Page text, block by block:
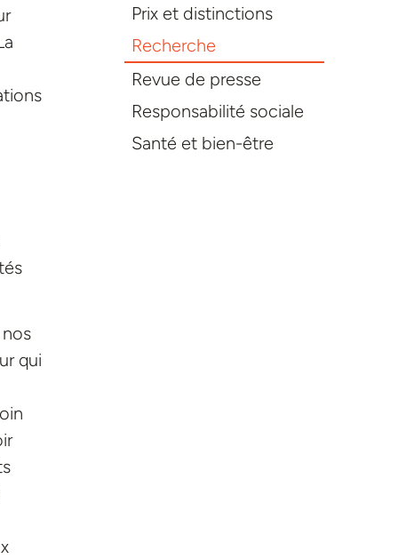
qui
Prix et distinctions
Recherche
Revue de presse
Responsabilité sociale
Santé et bien-être